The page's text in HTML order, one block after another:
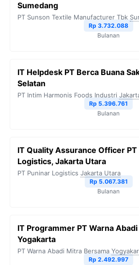
Sumedang
PT Sunson Textile Manufacturer Tbk
Rp 3.732.088
Bulanan
IT Helpdesk PT Berca Buana
Selatan
PT Intim Harmonis Foods Industri
Rp 5.396.761
Bulanan
IT Quality Assurance Officer PT
Logistics, Jakarta Utara
PT Puninar Logistics Jakarta Utara
Rp 5.067.381
Bulanan
IT Programmer PT Warna
Yogakarta
PT Warna Abadi Mitra Bersama
Rp 2.492.997